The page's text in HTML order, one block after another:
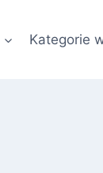
Kategorie